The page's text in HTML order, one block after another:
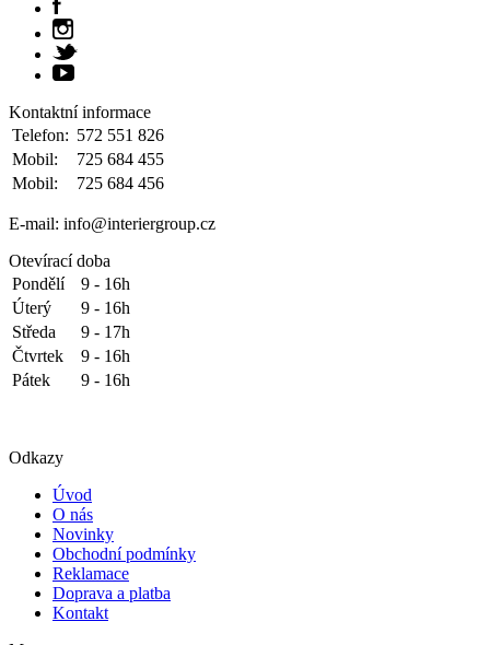
Kontaktní informace
Telefon: 572 551 826
Mobil:
725 684 455
Mobil:
725 684 456
E-mail: info@interiergroup.cz
Otevírací doba
Pondělí
9 - 16h
Úterý
9 - 16h
Středa
9 - 17h
Čtvrtek
9 - 16h
Pátek
9 - 16h
Odkazy
Úvod
O nás
Novinky
Obchodní podmínky
Reklamace
Doprava a platba
Kontakt